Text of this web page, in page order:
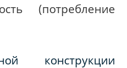
(потребление
конструкции